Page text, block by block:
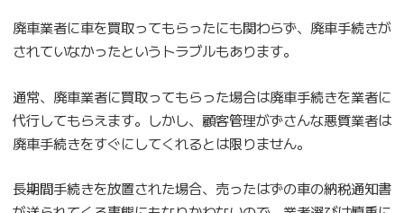
廃車業者に車を買取ってもらったにも関わらず、廃車手続きが
されていなかったというトラブルもあります。
通常、廃車業者に買取ってもらった場合は廃車手続きを業者に
代行してもらえます。しかし、顧客管理がずさんな悪質業者は
廃車手続きをすぐにしてくれるとは限りません。
長期間手続きを放置された場合、売ったはずの車の納税通知書